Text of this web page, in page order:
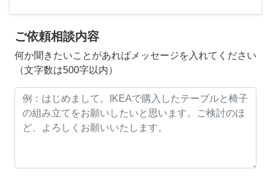
ご依頼相談内容
何か聞きたいことがあればメッセージを入れてください
（文字数は500字以内）